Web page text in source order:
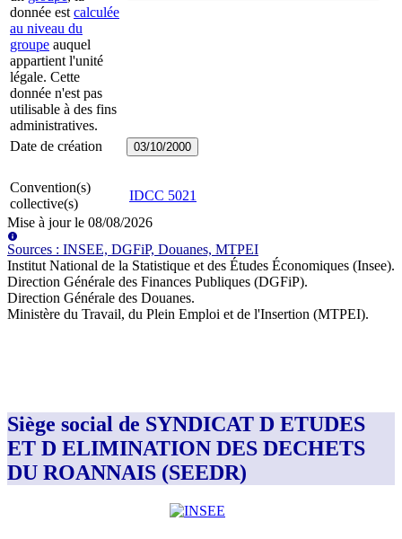
donnée est calculée
au niveau du
groupe auquel
appartient l'unité
légale. Cette
donnée n'est pas
utilisable à des fins
administratives.
Date de création 03/10/2000
Convention(s)
collective(s)
IDCC 5021
Mise à jour le 08/08/2026
Sources : INSEE, DGFiP, Douanes, MTPEI
Institut National de la Statistique et des Études Économiques (Insee).
Direction Générale des Finances Publiques (DGFiP).
Direction Générale des Douanes.
Ministère du Travail, du Plein Emploi et de l'Insertion (MTPEI).
Siège social de SYNDICAT D ETUDES
ET D ELIMINATION DES DECHETS
DU ROANNAIS (SEEDR)